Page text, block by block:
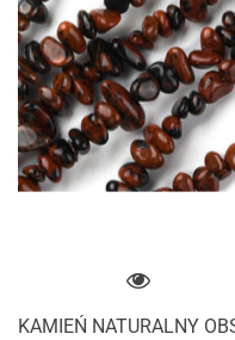
KAMIEŃ NATURALNY